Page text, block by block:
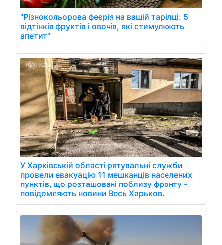
"Різнокольорова феєрія на вашій тарілці: 5
відтінків фруктів і овочів, які стимулюють
апетит"
У Харківській області рятувальні служби
провели евакуацію 11 мешканців населених
пунктів, що розташовані поблизу фронту -
повідомляють новини Весь Харьков.